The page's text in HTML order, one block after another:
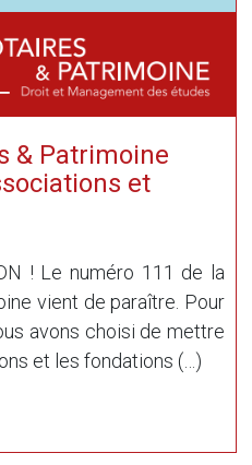
& Patrimoine
et
! Le numéro 111 de la
vient de paraître. Pour
avons choisi de mettre
et les fondations (…)